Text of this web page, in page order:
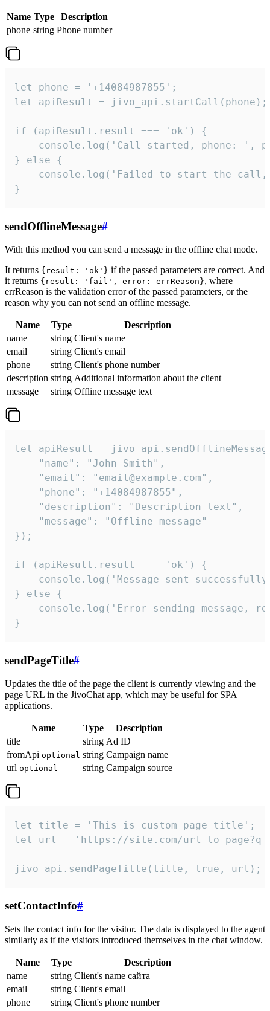
Name Type
Description
phone string Phone number
let phone = '+14084987855';
let apiResult = jivo_api.startCall(phone);
if (apiResult.result === 'ok') {
console.log('Call started, phone: ',
} else {
console.log('Failed to start the
}
sendOfflineMessage#
With this method you can send a message in the offline chat mode.
It returns {result: 'ok'} if the passed parameters are correct. And
it returns {result: 'fail', error: errReason}, where
errReason is the validation error of the passed parameters, or the
reason why you can not send an offline message.
Name Type
Description
name
string Client's name
email
string Client's email
phone
string Client's phone number
description string Additional information about the client
message
string Offline message text
let apiResult =
    "name": "John Smith",
    "email": "email@example.com",
    "phone": "+14084987855",
    "description": "Description text",
    "message": "Offline message"
});
if (apiResult.result === 'ok') {
console.log('Message sent
} else {
console.log('Error sending message,
}
sendPageTitle#
Updates the title of the page the client is currently viewing and the
page URL in the JivoChat app, which may be useful for SPA
applications.
Name Type
Description
title
string Ad ID
fromApi optional string Campaign name
url optional string Campaign source
let title = 'This is custom page title';
let url = 'https://site.com/
jivo_api.sendPageTitle(title, true, url);
setContactInfo#
Sets the contact info for the visitor. The data is displayed to the agent
similarly as if the visitors introduced themselves in the chat window.
Name Type
Description
name
string Client's name сайта
email
string Client's email
phone
string Client's phone number